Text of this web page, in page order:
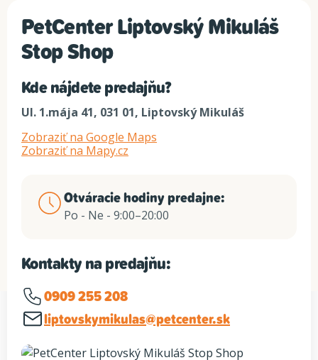
PetCenter Liptovský Mikuláš
Stop Shop
Kde nájdete predajňu?
Ul. 1.mája 41, 031 01, Liptovský Mikuláš
Zobraziť na Google Maps
Zobraziť na Mapy.cz
Otváracie hodiny predajne:
Po - Ne - 9:00–20:00
Kontakty na predajňu:
0909 255 208
liptovskymikulas@petcenter.sk